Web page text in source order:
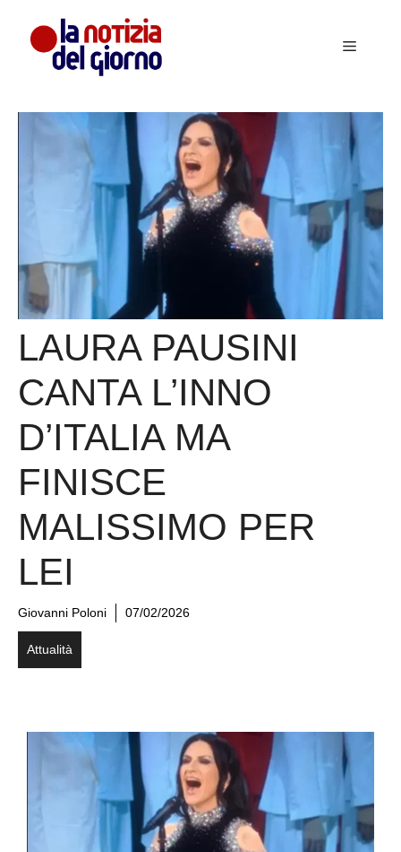
contenuto
Menu
LAURA PAUSINI
CANTA L’INNO
D’ITALIA MA
FINISCE
MALISSIMO PER
LEI
Giovanni Poloni 07/02/2026
Attualità